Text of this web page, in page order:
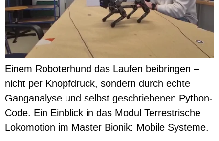
Einem Roboterhund das Laufen beibringen –
nicht per Knopfdruck, sondern durch echte
Ganganalyse und selbst geschriebenen Python-
Code. Ein Einblick in das Modul Terrestrische
Lokomotion im Master Bionik: Mobile Systeme.